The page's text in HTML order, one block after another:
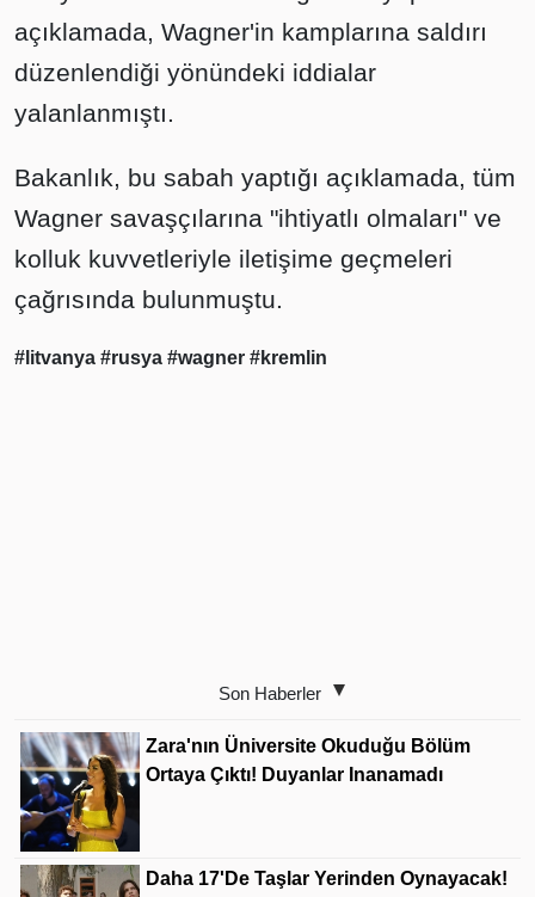
açıklamada, Wagner'in kamplarına saldırı
düzenlendiği yönündeki iddialar
yalanlanmıştı.
Bakanlık, bu sabah yaptığı açıklamada, tüm
Wagner savaşçılarına "ihtiyatlı olmaları" ve
kolluk kuvvetleriyle iletişime geçmeleri
çağrısında bulunmuştu.
#litvanya #rusya #wagner #kremlin
Son Haberler
Zara'nın Üniversite Okuduğu Bölüm
Ortaya Çıktı! Duyanlar Inanamadı
Daha 17'de Taşlar Yerinden Oynayacak!